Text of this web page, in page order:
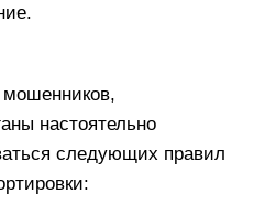
мошенников,
настоятельно
следующих правил